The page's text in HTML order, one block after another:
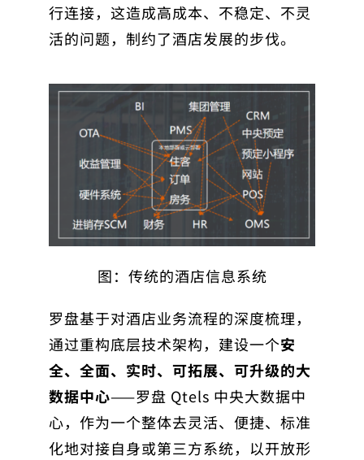
行连接，这造成高成本、不稳定、不灵
活的问题，制约了酒店发展的步伐。
图：传统的酒店信息系统
罗盘基于对酒店业务流程的深度梳理，
通过重构底层技术架构，建设一个安
全、全面、实时、可拓展、可升级的大
数据中心——罗盘 Qtels 中央大数据中
心，作为一个整体去灵活、便捷、标准
化地对接自身或第三方系统，以开放形